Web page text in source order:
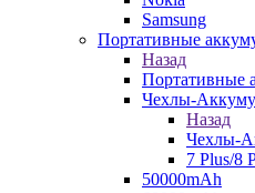
Samsung
Портативные
Назад
Портативные
Чехлы-
Назад
Чехлы-
7 Plus/8
50000mAh